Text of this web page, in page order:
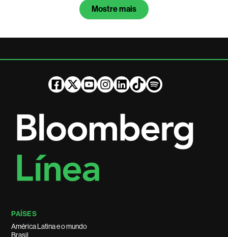
Mostre mais
PAÍSES
América Latina e o mundo
Brasil